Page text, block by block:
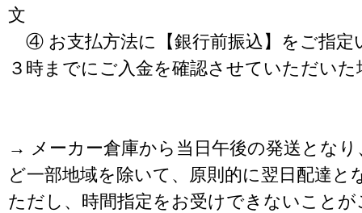
文
④ お支払方法に【銀行前振込】をご指定
３時までにご入金を確認させていただいた
→ メーカー倉庫から当日午後の発送となり
ど一部地域を除いて、原則的に翌日配達と
ただし、時間指定をお受けできないこと